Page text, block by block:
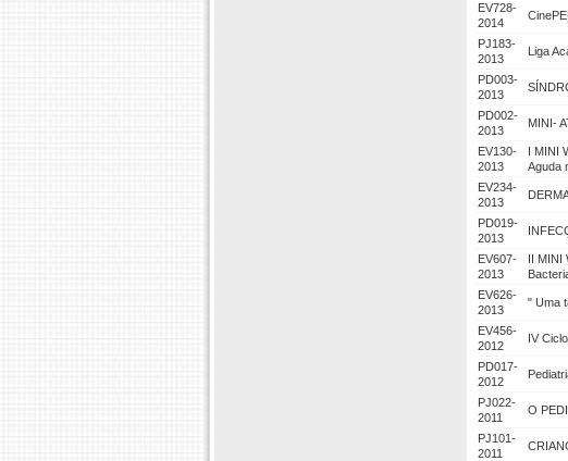
EV728-
2014
PJ183-
2013
Liga
PD003-
2013
PD002-
2013
MINI-
EV130-
2013
I MINI
Aguda
EV234-
2013
PD019-
2013
EV607-
2013
II MINI
EV626-
2013
" Uma
EV456-
2012
IV
PD017-
2012
PJ022-
2011
O
PJ101-
2011